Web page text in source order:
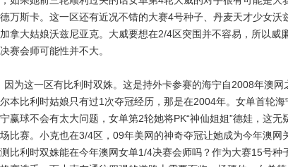
万斯卡。这一区还有近况不错的大赛4号种子、丹麦天才少女沃
拿大姑娘沃兹尼亚克。大威要想在2/4区突围并不容易，所以威
赛会师可能性并不大。
这一区有比利时双姝。这是持外卡参赛的海宁自2008年澳网
本比利时姑娘只有过1次夺冠经历，那是在2004年。女单首轮海
赢球不会有太大问题，女单第2轮她将PK“神仙姐姐”德娃，这无
比赛。小克也在3/4区，09年美网的神奇夺冠让她成为今年澳网
比利时双姝能在今年澳网女单1/4决赛会师吗？作为大赛15号种